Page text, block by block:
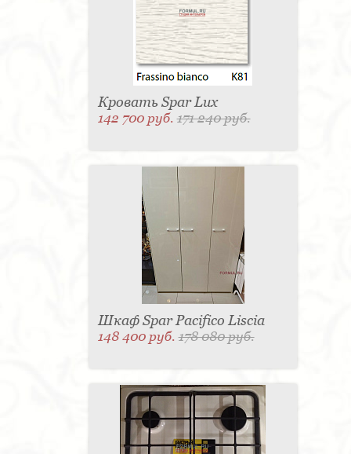
Панель настенная для TV - 4
Кассетница - 3 Держатель для
туалетной бумаги - 3Поднос - 3
Пантограф - 3Мыльница - 3Раковина - 3
Кухня - 2Стиральная машина - 2
Туалетный столик - 2Тумба - 2
Карниз для штор - 2
Газетница - 2
Крючок - 2Полотенцесушитель - 2
Розетка - 2Игрушка - 1Игрушка - 1
ресепшен - 1
Морозильная камера - 1
Выдвижная система - 1
Игрушка - 1 Игрушка - 1
Держатель для одежды - 1
Бутылочница - 1
Ширма - 1
Микроволновая печь - 1 Кондиционер - 1
Душевая кабина - 1
Буфет - 1
Игрушка - 1
Игрушка - 1
Игрушка - 1
Игрушка - 1
Подогреватель посуды - 1
Игрушка - 1
Кровать Spar Lux
142 700 руб.171 240 руб.
Шкаф Spar Pacifico Liscia
148 400 руб.178 080 руб.